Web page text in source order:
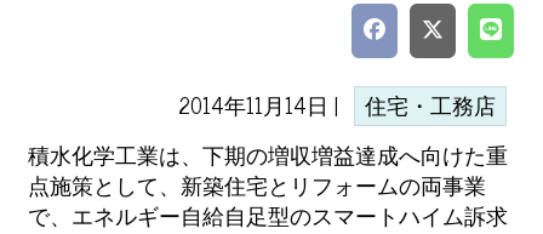
2014年11月14日 | 住宅・工務店
積水化学工業は、下期の増収増益達成へ向けた重
点施策として、新築住宅とリフォームの両事業
で、エネルギー自給自足型のスマートハイム訴求